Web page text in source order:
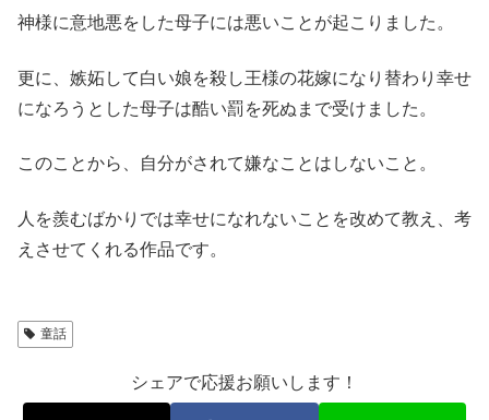
神様に意地悪をした母子には悪いことが起こりました。
更に、嫉妬して白い娘を殺し王様の花嫁になり替わり幸せ
になろうとした母子は酷い罰を死ぬまで受けました。
このことから、自分がされて嫌なことはしないこと。
人を羨むばかりでは幸せになれないことを改めて教え、考
えさせてくれる作品です。
童話
シェアで応援お願いします！